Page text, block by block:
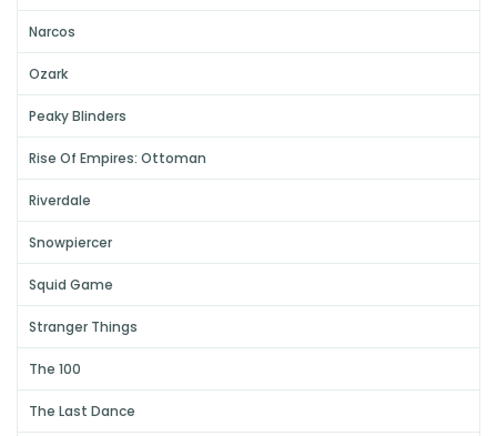
Narcos
Ozark
Peaky Blinders
Rise Of Empires: Ottoman
Riverdale
Snowpiercer
Squid Game
Stranger Things
The 100
The Last Dance